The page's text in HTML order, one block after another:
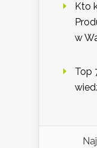
Kto
w
Top